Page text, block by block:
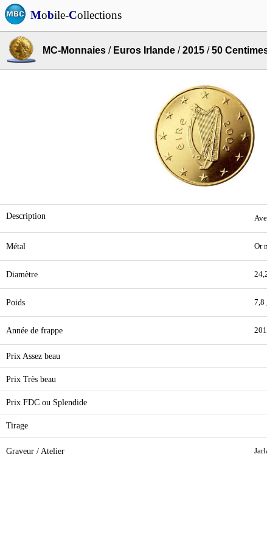
Mobile-Collections
MC-Monnaies / Euros Irlande /2015 /50
Description
Métal Or
Diamètre
Poids 7,8
Année de frappe
Prix Assez beau
Prix Très beau
Prix FDC ou Splendide
Tirage
Graveur / Atelier